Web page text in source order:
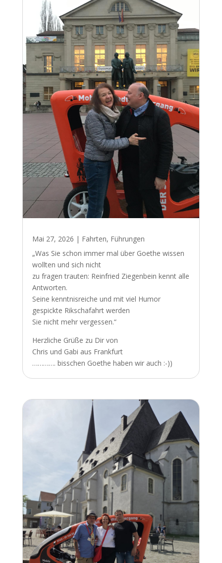
Mai 27, 2026 | Fahrten, Führungen
„Was Sie schon immer mal über Goethe wissen
wollten und sich nicht
zu fragen trauten: Reinfried Ziegenbein kennt alle
Antworten.
Seine kenntnisreiche und mit viel Humor
gespickte Rikschafahrt werden
Sie nicht mehr vergessen.“
Herzliche Grüße zu Dir von
Chris und Gabi aus Frankfurt
…………. bisschen Goethe haben wir auch :-))